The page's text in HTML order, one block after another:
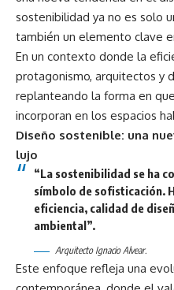
sostenibilidad ya no es solo
también un elemento clave
En un contexto donde la
protagonismo, arquitectos y
replanteando la forma en
incorporan en los espacios
Diseño sostenible: una
lujo
“La sostenibilidad se ha
símbolo de sofisticación.
eficiencia, calidad de
ambiental”.
Arquitecto Ignacio Alvear.
Este enfoque refleja una